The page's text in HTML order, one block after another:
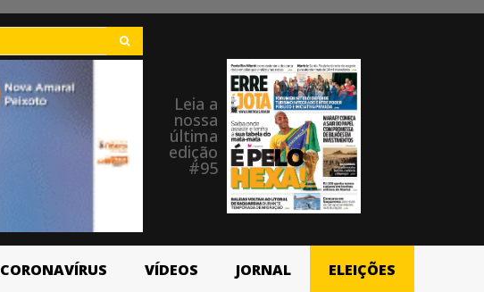
Leia a
nossa
última
edição
#95
CORONAVÍRUS VÍDEOS JORNAL ELEIÇÕES